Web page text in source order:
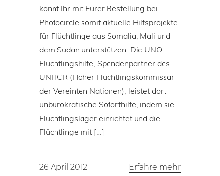
könnt Ihr mit Eurer Bestellung bei
Photocircle somit aktuelle Hilfsprojekte
für Flüchtlinge aus Somalia, Mali und
dem Sudan unterstützen. Die UNO-
Flüchtlingshilfe, Spendenpartner des
UNHCR (Hoher Flüchtlingskommissar
der Vereinten Nationen), leistet dort
unbürokratische Soforthilfe, indem sie
Flüchtlingslager einrichtet und die
Flüchtlinge mit […]
26 April 2012 Erfahre mehr